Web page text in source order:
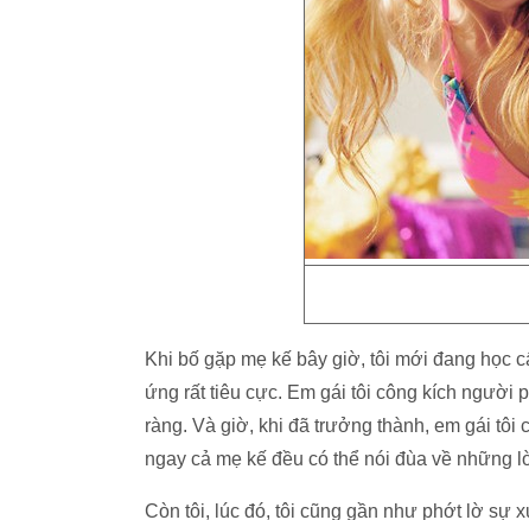
Khi bố gặp mẹ kế bây giờ, tôi mới đang học
ứng rất tiêu cực. Em gái tôi công kích người
ràng. Và giờ, khi đã trưởng thành, em gái tôi
ngay cả mẹ kế đều có thể nói đùa về những
Còn tôi, lúc đó, tôi cũng gần như phớt lờ sự